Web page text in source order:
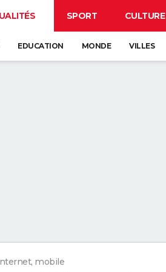
SPORT CULTURE
EDUCATION MONDE VILLES
mobile